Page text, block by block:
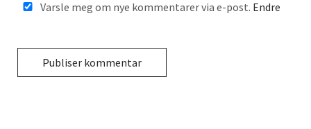
Varsle meg om nye kommentarer via e-post. Endre